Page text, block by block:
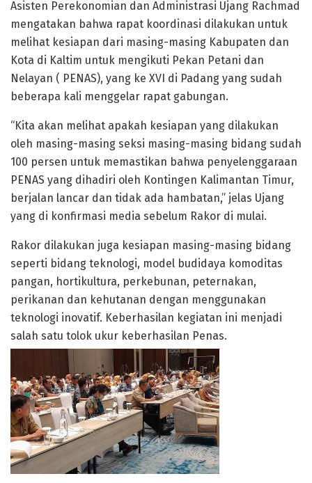
Asisten Perekonomian dan Administrasi Ujang Rachmad
mengatakan bahwa rapat koordinasi dilakukan untuk
melihat kesiapan dari masing-masing Kabupaten dan
Kota di Kaltim untuk mengikuti Pekan Petani dan
Nelayan ( PENAS), yang ke XVI di Padang yang sudah
beberapa kali menggelar rapat gabungan.
“Kita akan melihat apakah kesiapan yang dilakukan
oleh masing-masing seksi masing-masing bidang sudah
100 persen untuk memastikan bahwa penyelenggaraan
PENAS yang dihadiri oleh Kontingen Kalimantan Timur,
berjalan lancar dan tidak ada hambatan,” jelas Ujang
yang di konfirmasi media sebelum Rakor di mulai.
Rakor dilakukan juga kesiapan masing-masing bidang
seperti bidang teknologi, model budidaya komoditas
pangan, hortikultura, perkebunan, peternakan,
perikanan dan kehutanan dengan menggunakan
teknologi inovatif. Keberhasilan kegiatan ini menjadi
salah satu tolok ukur keberhasilan Penas.